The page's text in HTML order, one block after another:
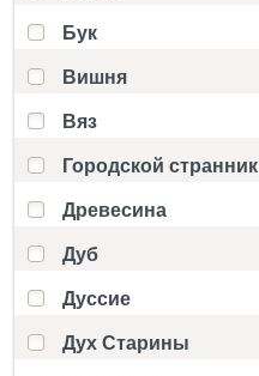
Бук
Вишня
Вяз
Городской странник
Древесина
Дуб
Дуссие
Дух Старины